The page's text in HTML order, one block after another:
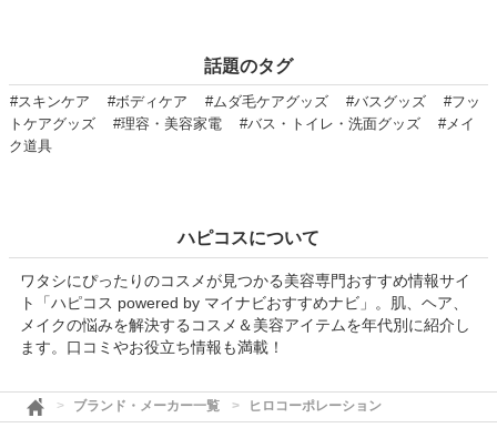
話題のタグ
#スキンケア #ボディケア #ムダ毛ケアグッズ #バスグッズ
#フッ
トケアグッズ
#理容・美容家電 #バス・トイレ・洗面グッズ
#メイ
ク道具
ハピコスについて
ワタシにぴったりのコスメが見つかる美容専門おすすめ情報サイ
ト「ハピコス powered by マイナビおすすめナビ」。肌、ヘア、
メイクの悩みを解決するコスメ＆美容アイテムを年代別に紹介し
ます。口コミやお役立ち情報も満載！
ブランド・メーカー一覧 ヒロコーポレーション